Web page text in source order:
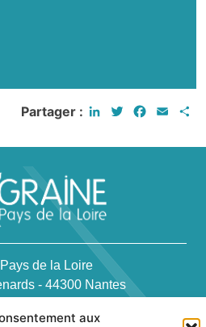
aux
Partager : LinkedInTwitter Email
de la Loire
- 44300 Nantes